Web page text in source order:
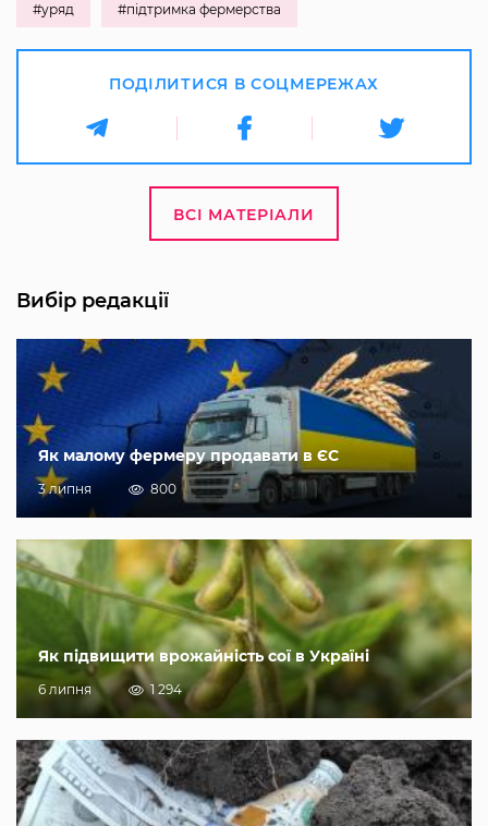
#уряд #підтримка фермерства
ПОДІЛИТИСЯ В СОЦМЕРЕЖАХ
ВСІ МАТЕРІАЛИ
Вибір редакції
Як малому фермеру продавати в ЄС
3 липня 800
Як підвищити врожайність сої в Україні
6 липня 1 294